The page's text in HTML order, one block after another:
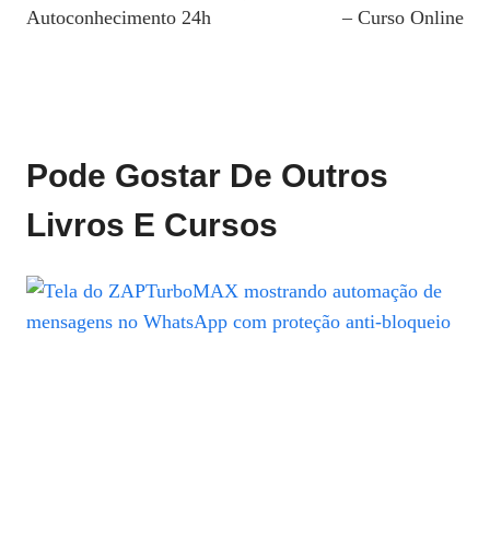
Post
Autoconhecimento 24h
– Curso Online
Pode Gostar De Outros
Livros E Cursos